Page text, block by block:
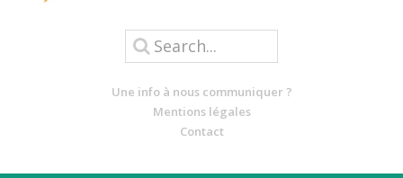
Une info à nous communiquer ?
Mentions légales
Contact